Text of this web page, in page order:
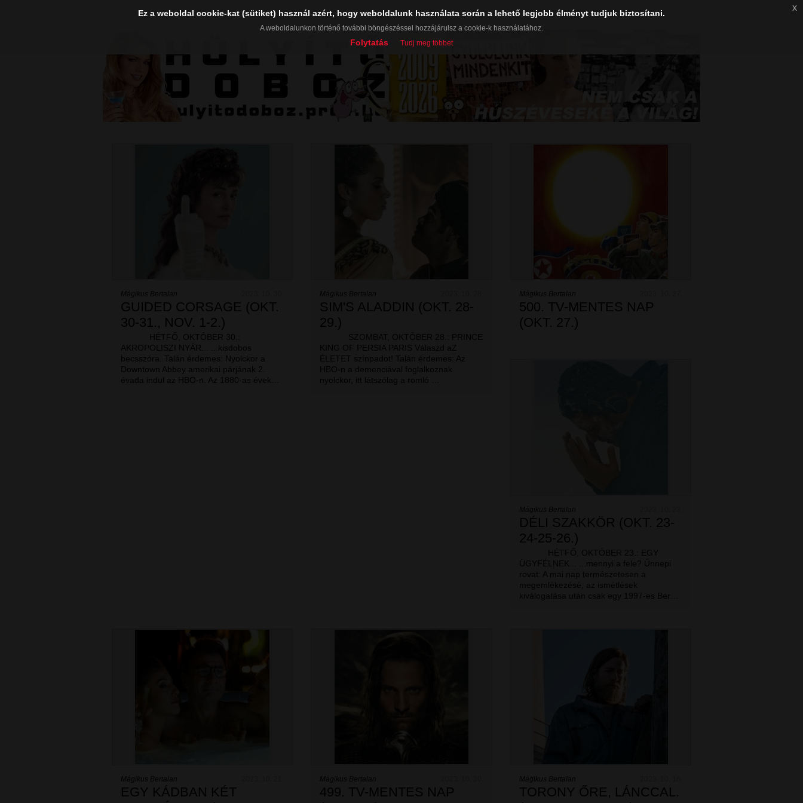
Mágikus Bertalan
GUIDED CORSAGE (OKT.
30-31., NOV. 1-2.)
HÉTFŐ, OKTÓBER 30.:
AKROPOLISZI NYÁR... ...kisdobos
becsszóra. Talán érdemes: Nyolckor a
Downtown Abbey amerikai párjának 2.
évada indul az HBO-n. Az 1880-as évek…
Mágikus Bertalan
SIM'S ALADDIN (OKT. 28-
29.)
SZOMBAT, OKTÓBER 28.: PRINCE
KING OF PERSIA PARIS Válaszd aZ
ÉLETET színpadot! Talán érdemes: Az
HBO-n a demenciával foglalkoznak
nyolckor, itt látszólag a romló …
Mágikus Bertalan
500. TV-MENTES NAP
(OKT. 27.)
Mágikus Bertalan
DÉLI SZAKKÖR (OKT. 23-
24-25-26.)
HÉTFŐ, OKTÓBER 23.: EGY
ÜGYFÉLNEK... ...mennyi a fele? Ünnepi
rovat: A mai nap természetesen a
megemlékezésé, az ismétlések
kiválogatása után csak egy 1997-es Ber…
Mágikus Bertalan
EGY KÁDBAN KÉT
Mágikus Bertalan
499. TV-MENTES NAP
Mágikus Bertalan
TORONY ŐRE, LÁNCCAL.
Ez a weboldal cookie-kat (sütiket) használ azért, hogy weboldalunk használata során a lehető legjobb élményt tudjuk biztosítani.
A weboldalunkon történő további böngészéssel hozzájárulsz a cookie-k használatához.
Folytatás Tudj meg többet
x